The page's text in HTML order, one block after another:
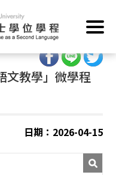
學微學程
文教學」微學程
日期：2026-04-15